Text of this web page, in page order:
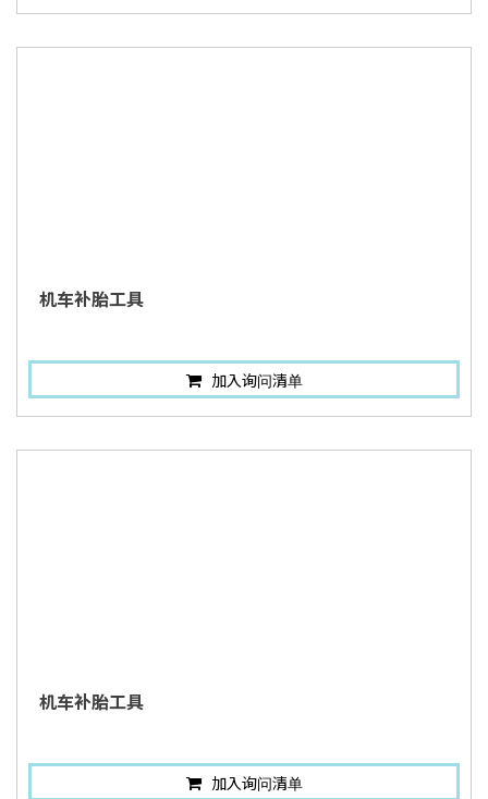
机车补胎工具
加入询问清单
机车补胎工具
加入询问清单